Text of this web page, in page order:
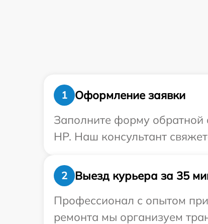
1
Оформление заявки
Заполните форму обратной
HP. Наш консультант
2
Выезд курьера за 35
Профессионал с опытом
ремонта мы организуем